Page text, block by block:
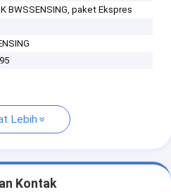
BWSSENSING, paket Ekspres
Lebih
Kontak